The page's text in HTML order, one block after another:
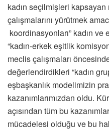
kadın seçilmişleri
çalışmalarını yürütmek
koordinasyonları” kadın
“kadın-erkek eşitlik
meclis çalışmaları
değerlendirdikleri “kadın
eşbaşkanlık modelimizin
kazanımlarımızdan oldu.
açısından tüm bu
mücadelesi olduğu ve bu